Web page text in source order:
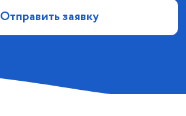
Отправить заявку